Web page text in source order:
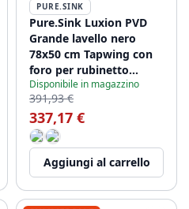
PURE.SINK
Pure.Sink Luxion PVD
Grande lavello nero
78x50 cm Tapwing con
foro per rubinetto
PLX7850T-63
Disponibile in magazzino
391,93 €
337,17 €
Aggiungi al carrello